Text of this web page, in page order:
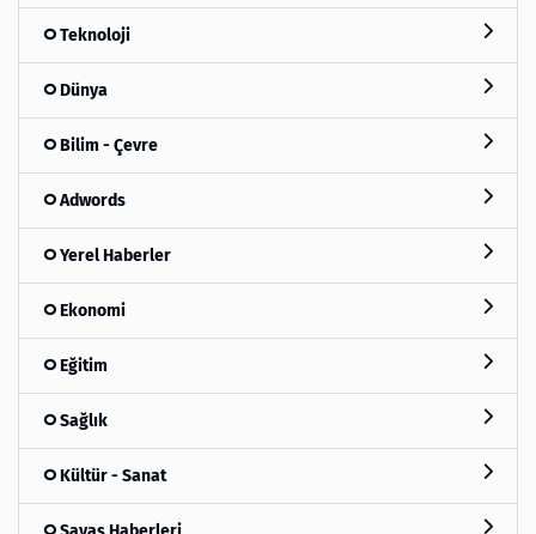
Teknoloji
Dünya
Bilim - Çevre
Adwords
Yerel Haberler
Ekonomi
Eğitim
Sağlık
Kültür - Sanat